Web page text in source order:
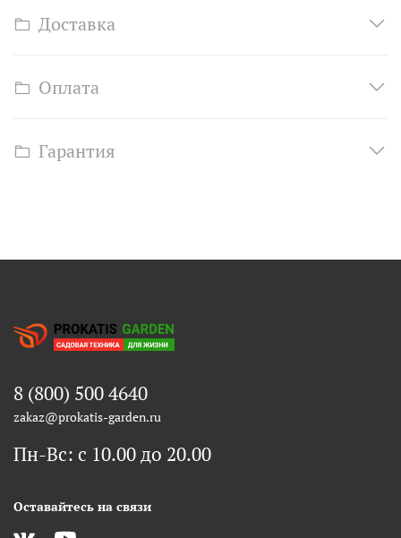
Доставка
Оплата
Гарантия
8 (800) 500 4640
zakaz@prokatis-garden.ru
Пн-Вс: с 10.00 до 20.00
Оставайтесь на связи